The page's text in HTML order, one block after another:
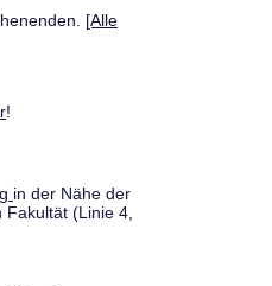
[Alle
!
in der Nähe der
(Linie 4,